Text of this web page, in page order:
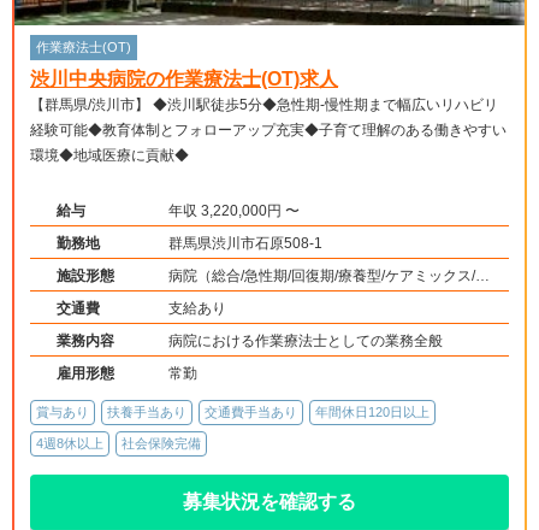
作業療法士(OT)
渋川中央病院の作業療法士(OT)求人
【群馬県/渋川市】 ◆渋川駅徒歩5分◆急性期-慢性期まで幅広いリハビリ
経験可能◆教育体制とフォローアップ充実◆子育て理解のある働きやすい
環境◆地域医療に貢献◆
給与
年収 3,220,000円 〜
勤務地
群馬県渋川市石原508-1
施設形態
病院（総合/急性期/回復期/療養型/ケアミックス/外
来）、介護保険関連施設（デイケア/訪問看護・リ
ハ）
交通費
支給あり
業務内容
病院における作業療法士としての業務全般
雇用形態
常勤
賞与あり 扶養手当あり 交通費手当あり 年間休日120日以上
4週8休以上 社会保険完備
募集状況を確認する